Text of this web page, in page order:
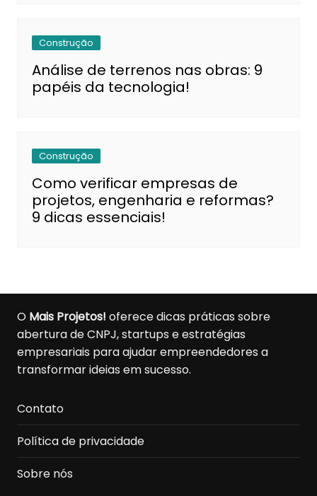
Construção
Análise de terrenos nas obras: 9
papéis da tecnologia!
Construção
Como verificar empresas de
projetos, engenharia e reformas?
9 dicas essenciais!
O Mais Projetos! oferece dicas práticas sobre
abertura de CNPJ, startups e estratégias
empresariais para ajudar empreendedores a
transformar ideias em sucesso.
Contato
Política de privacidade
Sobre nós